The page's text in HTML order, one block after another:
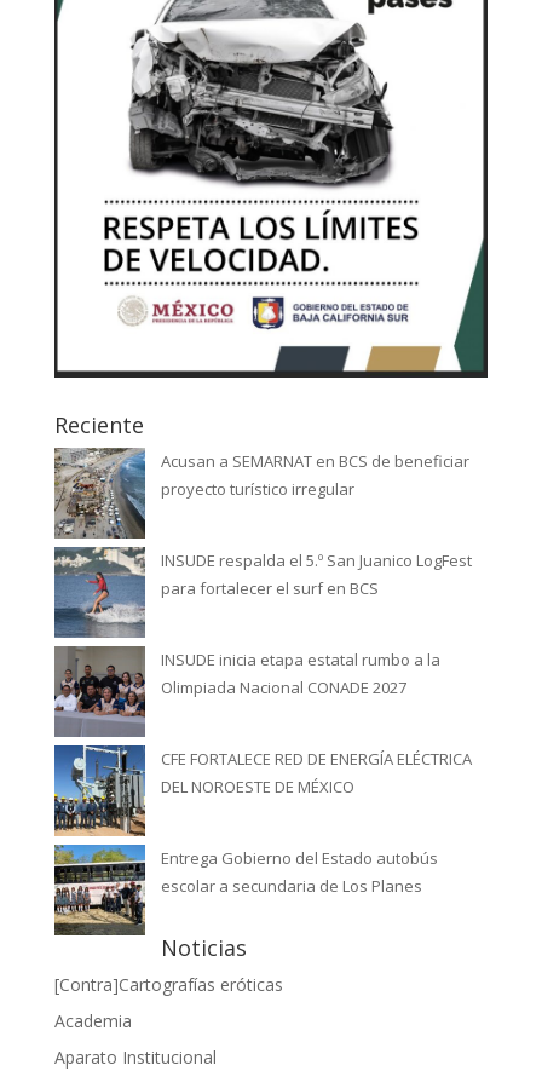
Reciente
Acusan a SEMARNAT en BCS de beneficiar
proyecto turístico irregular
INSUDE respalda el 5.º San Juanico LogFest
para fortalecer el surf en BCS
INSUDE inicia etapa estatal rumbo a la
Olimpiada Nacional CONADE 2027
CFE FORTALECE RED DE ENERGÍA ELÉCTRICA
DEL NOROESTE DE MÉXICO
Entrega Gobierno del Estado autobús
escolar a secundaria de Los Planes
Noticias
[Contra]Cartografías eróticas
Academia
Aparato Institucional